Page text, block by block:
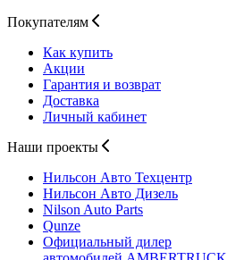
Покупателям
Как купить
Акции
Гарантия и возврат
Доставка
Личный кабинет
Наши проекты
Нильсон Авто Техцентр
Нильсон Авто Дизель
Nilson Auto Parts
Qunze
Официальный дилер